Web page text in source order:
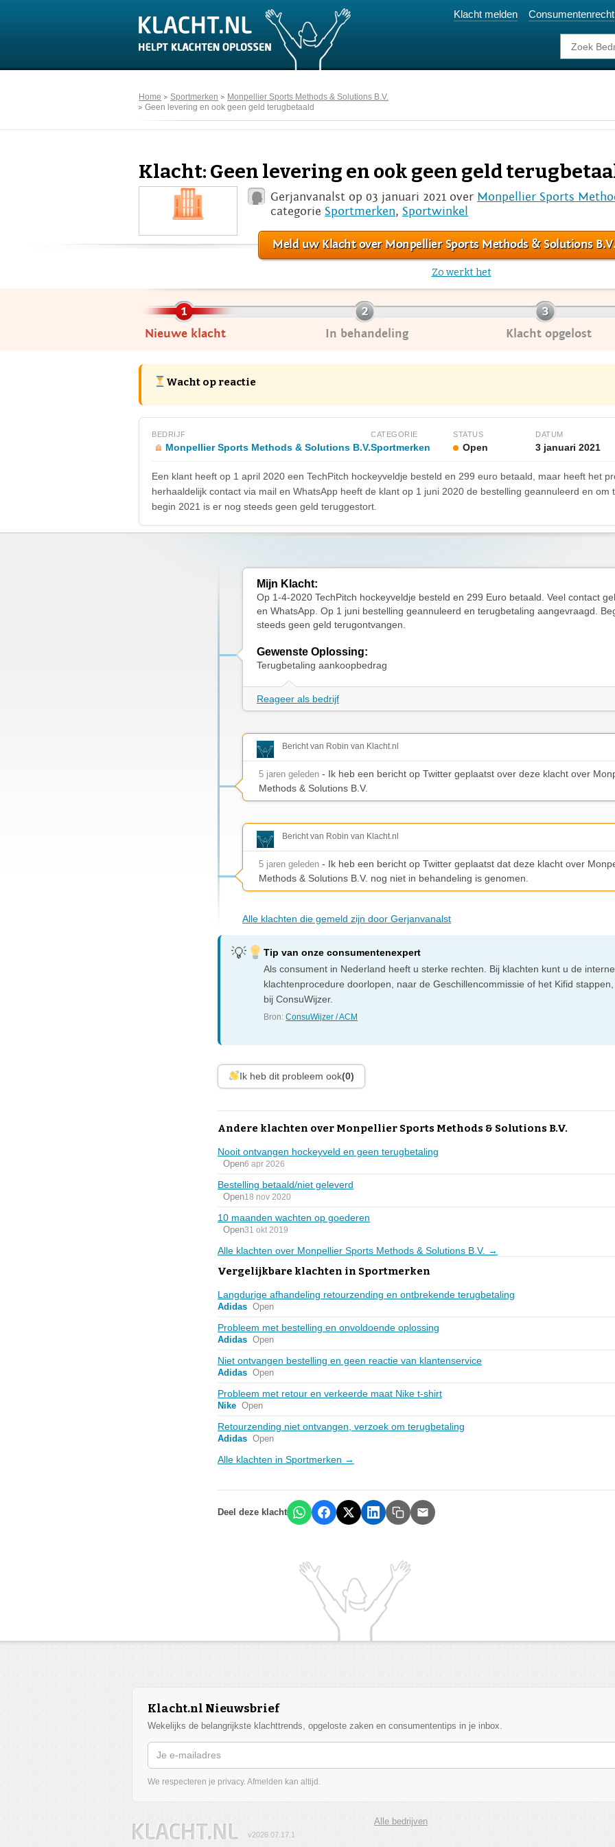
Klacht melden Consumentenrecht
Home Sportmerken
Monpellier Sports Methods & Solutions B.V.
Geen levering en ook geen geld terugbetaald
Klacht: Geen levering en ook geen geld
Gerjanvanalst op 03 januari 2021 over Monpellier Sports
categorie Sportmerken, Sportwinkel
Meld uw Klacht over Monpellier Sports Methods & Solutions B.V.
Zo werkt het
Nieuwe klacht In behandeling Klacht opgelost
Wacht op reactie
BEDRIJF
Monpellier Sports Methods & Solutions B.V.
CATEGORIE
Sportmerken
STATUS
Open
DATUM
3 januari 2021
Een klant heeft op 1 april 2020 een TechPitch hockeyveldje besteld en 299 euro betaald, maar heeft het
herhaaldelijk contact via mail en WhatsApp heeft de klant op 1 juni 2020 de bestelling geannuleerd en
begin 2021 is er nog steeds geen geld teruggestort.
Mijn Klacht:
Op 1-4-2020 TechPitch hockeyveldje besteld en 299 Euro betaald. Veel contact
en WhatsApp. Op 1 juni bestelling geannuleerd en terugbetaling aangevraagd.
steeds geen geld terugontvangen.
Gewenste Oplossing:
Terugbetaling aankoopbedrag
Reageer als bedrijf
Bericht van Robin van Klacht.nl
5 jaren geleden - Ik heb een bericht op Twitter geplaatst over deze klacht over
Methods & Solutions B.V.
Bericht van Robin van Klacht.nl
5 jaren geleden - Ik heb een bericht op Twitter geplaatst dat deze klacht over
Methods & Solutions B.V. nog niet in behandeling is genomen.
Alle klachten die gemeld zijn door Gerjanvanalst
Tip van onze consumentenexpert
Als consument in Nederland heeft u sterke rechten. Bij klachten kunt u de interne
klachtenprocedure doorlopen, naar de Geschillencommissie of het Kifid
bij ConsuWijzer.
Bron:ConsuWijzer / ACM
Ik heb dit probleem ook(0)
Andere klachten over Monpellier Sports Methods & Solutions B.V.
Nooit ontvangen hockeyveld en geen terugbetaling
Open6 apr 2026
Bestelling betaald/niet geleverd
Open18 nov 2020
10 maanden wachten op goederen
Open31 okt 2019
Alle klachten over Monpellier Sports Methods & Solutions B.V. →
Vergelijkbare klachten in Sportmerken
Langdurige afhandeling retourzending en ontbrekende terugbetaling
Adidas Open
Probleem met bestelling en onvoldoende oplossing
Adidas Open
Niet ontvangen bestelling en geen reactie van klantenservice
Adidas Open
Probleem met retour en verkeerde maat Nike t-shirt
Nike Open
Retourzending niet ontvangen, verzoek om terugbetaling
Adidas Open
Alle klachten in Sportmerken →
Deel deze klacht
Klacht.nl Nieuwsbrief
Wekelijks de belangrijkste klachttrends, opgeloste zaken en consumententips in je inbox.
We respecteren je privacy. Afmelden kan altijd.
Alle bedrijven
v2026.07.17.1